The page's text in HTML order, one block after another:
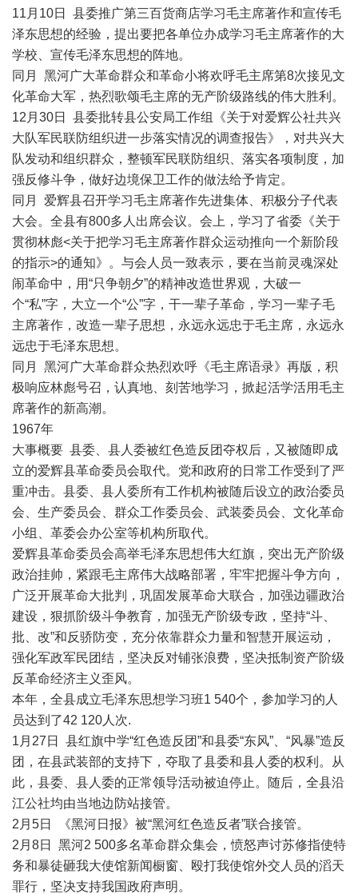
11月10日 县委推广第三百货商店学习毛主席著作和宣传毛
泽东思想的经验，提出要把各单位办成学习毛主席著作的大
学校、宣传毛泽东思想的阵地。
同月 黑河广大革命群众和革命小将欢呼毛主席第8次接见文
化革命大军，热烈歌颂毛主席的无产阶级路线的伟大胜利。
12月30日 县委批转县公安局工作组《关于对爱辉公社共兴
大队军民联防组织进一步落实情况的调查报告》，对共兴大
队发动和组织群众，整顿军民联防组织、落实各项制度，加
强反修斗争，做好边境保卫工作的做法给予肯定。
同月 爱辉县召开学习毛主席著作先进集体、积极分子代表
大会。全县有800多人出席会议。会上，学习了省委《关于
贯彻林彪<关于把学习毛主席著作群众运动推向一个新阶段
的指示>的通知》。与会人员一致表示，要在当前灵魂深处
闹革命中，用“只争朝夕”的精神改造世界观，大破一
个“私”字，大立一个“公”字，干一辈子革命，学习一辈子毛
主席著作，改造一辈子思想，永远永远忠于毛主席，永远永
远忠于毛泽东思想。
同月 黑河广大革命群众热烈欢呼《毛主席语录》再版，积
极响应林彪号召，认真地、刻苦地学习，掀起活学活用毛主
席著作的新高潮。
1967年
大事概要 县委、县人委被红色造反团夺权后，又被随即成
立的爱辉县革命委员会取代。党和政府的日常工作受到了严
重冲击。县委、县人委所有工作机构被随后设立的政治委员
会、生产委员会、群众工作委员会、武装委员会、文化革命
小组、革委会办公室等机构所取代。
爱辉县革命委员会高举毛泽东思想伟大红旗，突出无产阶级
政治挂帅，紧跟毛主席伟大战略部署，牢牢把握斗争方向，
广泛开展革命大批判，巩固发展革命大联合，加强边疆政治
建设，狠抓阶级斗争教育，加强无产阶级专政，坚持“斗、
批、改”和反骄防变，充分依靠群众力量和智慧开展运动，
强化军政军民团结，坚决反对铺张浪费，坚决抵制资产阶级
反革命经济主义歪风。
本年，全县成立毛泽东思想学习班1 540个，参加学习的人
员达到了42 120人次.
1月27日 县红旗中学“红色造反团”和县委“东风”、“风暴”造反
团，在县武装部的支持下，夺取了县委和县人委的权利。从
此，县委、县人委的正常领导活动被迫停止。随后，全县沿
江公社均由当地边防站接管。
2月5日 《黑河日报》被“黑河红色造反者”联合接管。
2月8日 黑河2 500多名革命群众集会，愤怒声讨苏修指使特
务和暴徒砸我大使馆新闻橱窗、殴打我使馆外交人员的滔天
罪行，坚决支持我国政府声明。